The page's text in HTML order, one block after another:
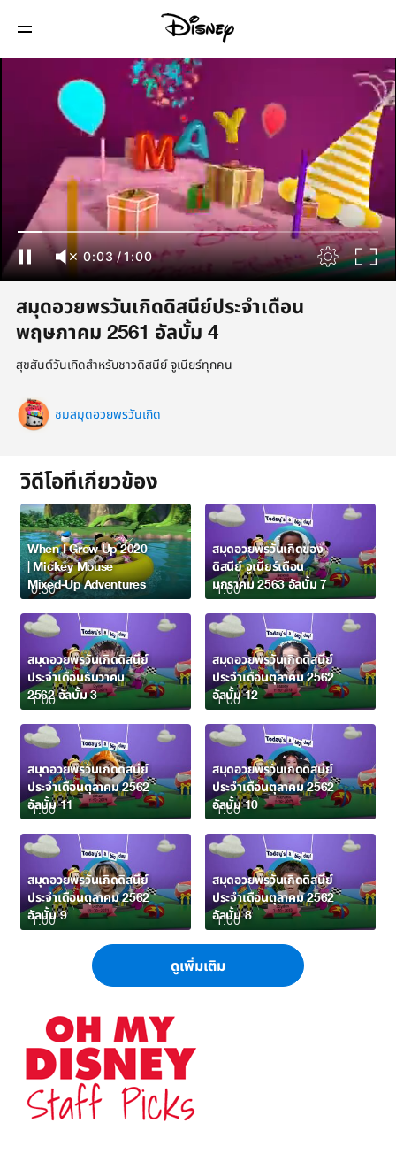
0:04/1:00
สมุดอวยพรวันเกิดดิสนีย์ประจำเดือน
พฤษภาคม 2561 อัลบั้ม 4
สุขสันต์วันเกิดสำหรับชาวดิสนีย์ จูเนียร์ทุกคน
ชมสมุดอวยพรวันเกิด
วิดีโอที่เกี่ยวข้อง
0:30
When I Grow Up 2020
| Mickey Mouse
Mixed-Up Adventures
1:00
สมุดอวยพรวันเกิดของ
ดิสนีย์ จูเนียร์เดือน
มกราคม 2563 อัลบั้ม 7
1:00
สมุดอวยพรวันเกิดดิสนีย์
ประจำเดือนธันวาคม
2562 อัลบั้ม 3
1:00
สมุดอวยพรวันเกิดดิสนีย์
ประจำเดือนตุลาคม 2562
อัลบั้ม 12
1:00
สมุดอวยพรวันเกิดดิสนีย์
ประจำเดือนตุลาคม 2562
อัลบั้ม 11
1:00
สมุดอวยพรวันเกิดดิสนีย์
ประจำเดือนตุลาคม 2562
อัลบั้ม 10
1:00
สมุดอวยพรวันเกิดดิสนีย์
ประจำเดือนตุลาคม 2562
อัลบั้ม 9
1:00
สมุดอวยพรวันเกิดดิสนีย์
ประจำเดือนตุลาคม 2562
อัลบั้ม 8
ดูเพิ่มเติม